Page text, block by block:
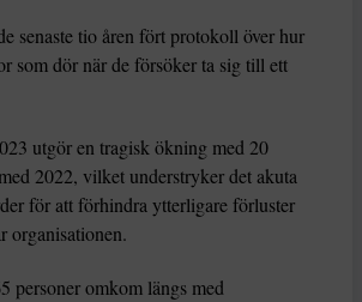
senaste tio åren fört protokoll över hur
som dör när de försöker ta sig till ett
utgör en tragisk ökning med 20
2022, vilket understryker det akuta
för att förhindra ytterligare förluster
organisationen.
personer omkom längs med